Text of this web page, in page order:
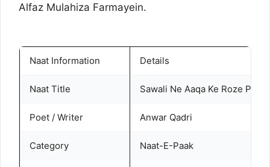
Alfaz Mulahiza Farmayein.
Naat Information Details
Naat Title Sawali Ne Aaqa Ke Roze Pe
Poet / Writer Anwar Qadri
Category Naat-E-Paak